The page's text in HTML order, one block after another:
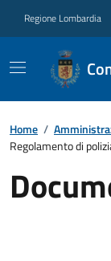
Regione Lombardia
Home /
Regolamento di